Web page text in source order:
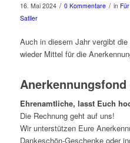
16. Mai 2024 / 0 Kommentare / in
Satller
Auch in diesem Jahr vergibt
wieder Mittel für die
Anerkennungsfond
Ehrenamtliche, lasst Euch
Die Rechnung geht auf uns!
Wir unterstützen Eure
Dankeschön-Geschenke oder